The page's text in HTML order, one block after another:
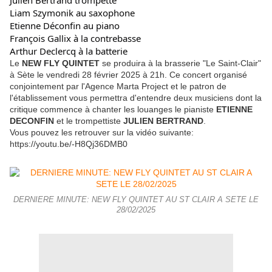
Liam Szymonik au saxophone
Etienne Déconfin au piano
François Gallix à la contrebasse
Arthur Declercq à la batterie
Le NEW FLY QUINTET se produira à la brasserie "Le Saint-Clair"
à Sète le vendredi 28 février 2025 à 21h. Ce concert organisé
conjointement par l'Agence Marta Project et le patron de
l'établissement vous permettra d'entendre deux musiciens dont la
critique commence à chanter les louanges le pianiste ETIENNE
DECONFIN et le trompettiste JULIEN BERTRAND
Vous pouvez les retrouver sur la vidéo suivante:
https://youtu.be/-H8Qj36DMB0
DERNIERE MINUTE: NEW FLY QUINTET AU ST CLAIR A SETE LE
28/02/2025